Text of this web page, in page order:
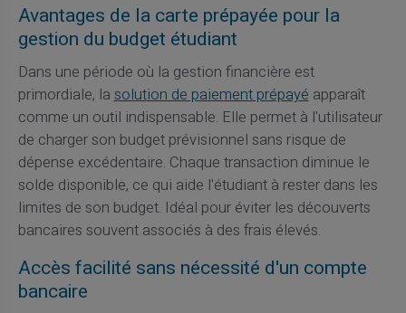
Avantages de la carte prépayée pour la
gestion du budget étudiant
Dans une période où la gestion financière est
primordiale, lasolution de paiement prépayéapparaît
comme un outil indispensable. Elle permet à l'utilisateur
de charger son budget prévisionnel sans risque de
dépense excédentaire. Chaque transaction diminue le
solde disponible, ce qui aide l'étudiant à rester dans les
limites de son budget. Idéal pour éviter les découverts
bancaires souvent associés à des frais élevés.
Accès facilité sans nécessité d'un compte
bancaire